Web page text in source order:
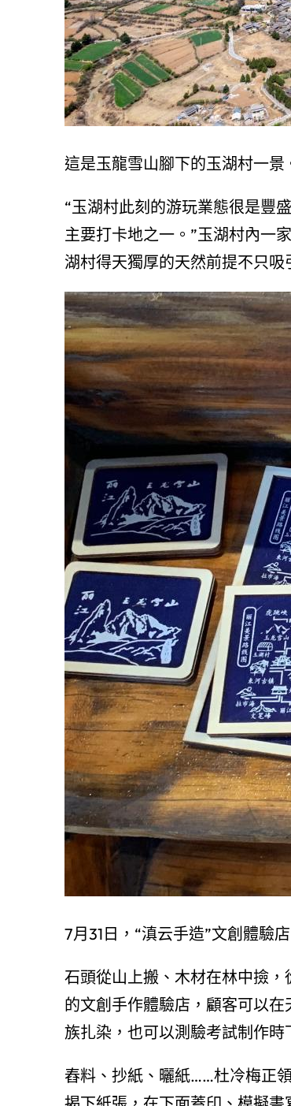
這是玉龍雪山腳下的玉湖村一景
“玉湖村此刻的游玩業態很是豐
主要打卡地之一。”玉湖村內一
湖村得天獨厚的天然前提不只
7月31日，“滇云手造”文創體驗
石頭從山上搬、木材在林中撿
的文創手作體驗店，顧客可以在
族扎染，也可以測驗考試制作時
舂料、抄紙、曬紙……杜冷梅正